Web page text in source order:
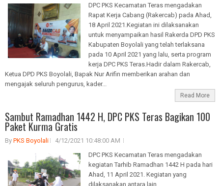
DPC PKS Kecamatan Teras mengadakan
Rapat Kerja Cabang (Rakercab) pada Ahad,
18 April 2021.Kegiatan ini dilaksanakan
untuk menyampaikan hasil Rakerda DPD PKS
Kabupaten Boyolali yang telah terlaksana
pada 10 April 2021 yang lalu, serta program
kerja DPC PKS Teras.Hadir dalam Rakercab,
Ketua DPD PKS Boyolali, Bapak Nur Arifin memberikan arahan dan
mengajak seluruh pengurus, kader...
Read More
Sambut Ramadhan 1442 H, DPC PKS Teras Bagikan 100
Paket Kurma Gratis
By PKS Boyolali
4/12/2021 10:48:00 AM
DPC PKS Kecamatan Teras mengadakan
kegiatan Tarhib Ramadhan 1442 H pada hari
Ahad, 11 April 2021. Kegiatan yang
dilaksanakan antara lain